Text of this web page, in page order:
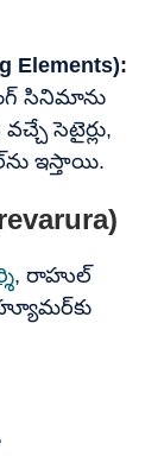
Elements):
సినిమాను
సెటైర్లు,
ఇస్తాయి.
, రాహుల్